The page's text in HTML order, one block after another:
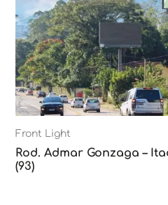
Front Light
Rod. Admar Gonzaga –
(93)